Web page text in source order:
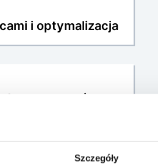
Szczegóły
i optymalizacja
w nowej